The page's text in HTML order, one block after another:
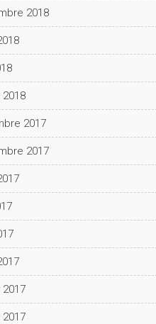
2018
2018
2017
2017
2017